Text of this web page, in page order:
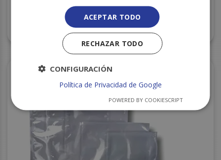
LAMINAS TRANSPARENTE 22X30 C/12
NEVAPLAST
ACEPTAR TODO
RECHAZAR TODO
CONFIGURACIÓN
Política de Privacidad de Google
POWERED BY COOKIESCRIPT